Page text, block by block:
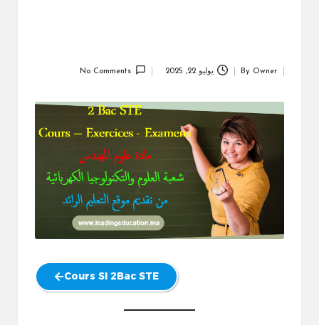
By Owner يوليو 22, 2025 No Comments
Cours SI 2Bac STE